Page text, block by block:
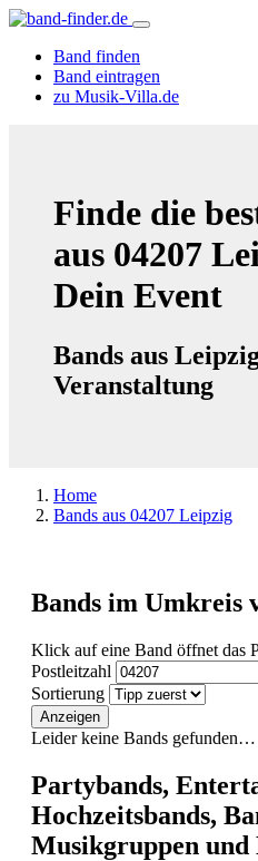
Band finden
Band eintragen
zu Musik-Villa.de
Finde die
aus 04207
Dein Event
Bands aus
Veranstaltung
Home
Bands aus 04207 Leipzig
Bands im Umkreis
Klick auf eine Band öffnet das
Postleitzahl
Sortierung
Anzeigen
Leider keine Bands gefunden…
Partybands,
Hochzeitsbands,
Musikgruppen